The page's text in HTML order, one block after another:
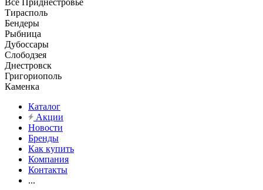
Всё Приднестровье
Тирасполь
Бендеры
Рыбница
Дубоссары
Слободзея
Днестровск
Григориополь
Каменка
Каталог
Акции
Новости
Бренды
Как купить
Компания
Контакты
...